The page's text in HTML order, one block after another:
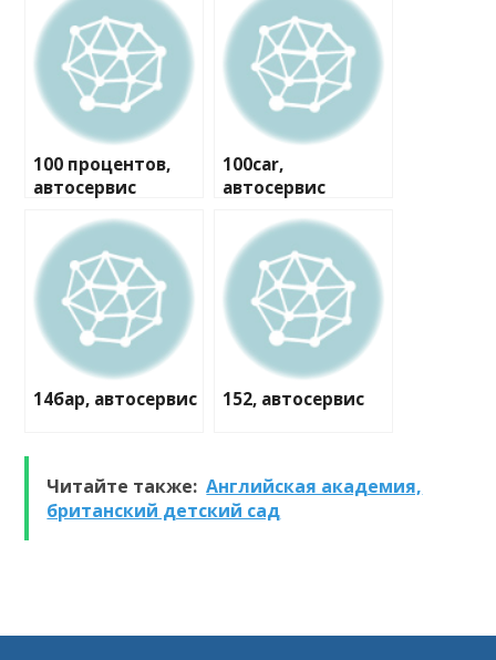
100 процентов,
автосервис
100car,
автосервис
14бар, автосервис 152, автосервис
Читайте также: Английская академия,
британский детский сад